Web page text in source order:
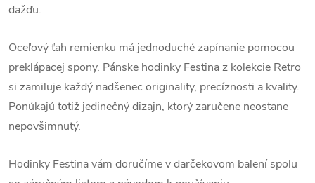
dažďu.
Oceľový ťah remienku má jednoduché zapínanie pomocou
preklápacej spony. Pánske hodinky Festina z kolekcie Retro
si zamiluje každý nadšenec originality, precíznosti a kvality.
Ponúkajú totiž jedinečný dizajn, ktorý zaručene neostane
nepovšimnutý.
Hodinky Festina vám doručíme v darčekovom balení spolu